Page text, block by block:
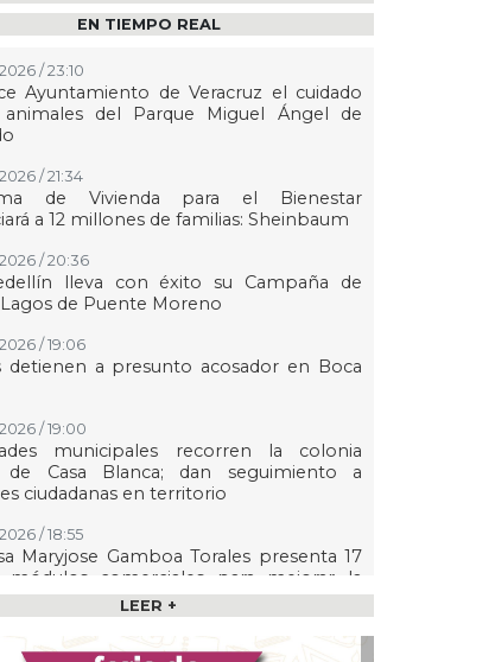
EN TIEMPO REAL
/ 23:10
Ayuntamiento de Veracruz el cuidado
del Parque Miguel Ángel de
/ 21:34
de Vivienda para el Bienestar
a 12 millones de familias: Sheinbaum
/ 20:36
lleva con éxito su Campaña de
Lagos de Puente Moreno
/ 19:06
detienen a presunto acosador en Boca
/ 19:00
municipales recorren la colonia
de Casa Blanca; dan seguimiento a
ciudadanas en territorio
/ 18:55
Maryjose Gamboa Torales presenta 17
módulos comerciales para mejorar la
de las playas e impulsar la economía de
Río
LEER +